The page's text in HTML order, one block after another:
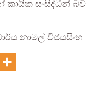
කායික සංසිද්ධීන් බව
නාමල් විජයසිංහ